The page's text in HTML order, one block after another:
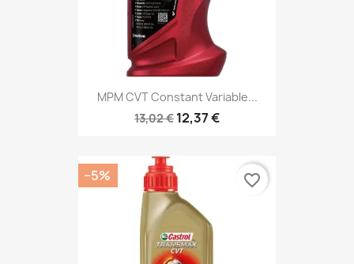
MPM CVT Constant Variable...
13,02 € 12,37 €
−5% favorite_border